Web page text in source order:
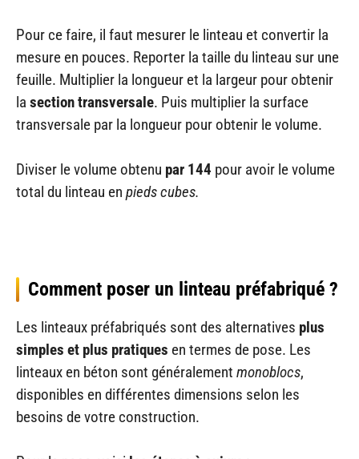
Pour ce faire, il faut mesurer le linteau et convertir la
mesure en pouces. Reporter la taille du linteau sur une
feuille. Multiplier la longueur et la largeur pour obtenir
la section transversale. Puis multiplier la surface
transversale par la longueur pour obtenir le volume.
Diviser le volume obtenu par 144 pour avoir le volume
total du linteau en pieds cubes.
Comment poser un linteau préfabriqué ?
Les linteaux préfabriqués sont des alternatives plus
simples et plus pratiques en termes de pose. Les
linteaux en béton sont généralement monoblocs,
disponibles en différentes dimensions selon les
besoins de votre construction.